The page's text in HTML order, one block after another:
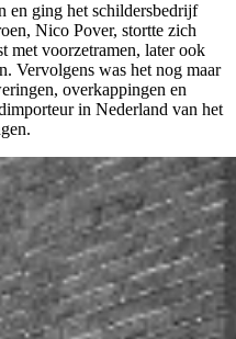
en ging het schildersbedrijf
Nico Pover, stortte zich
met voorzetramen, later ook
Vervolgens was het nog maar
overkappingen en
in Nederland van het